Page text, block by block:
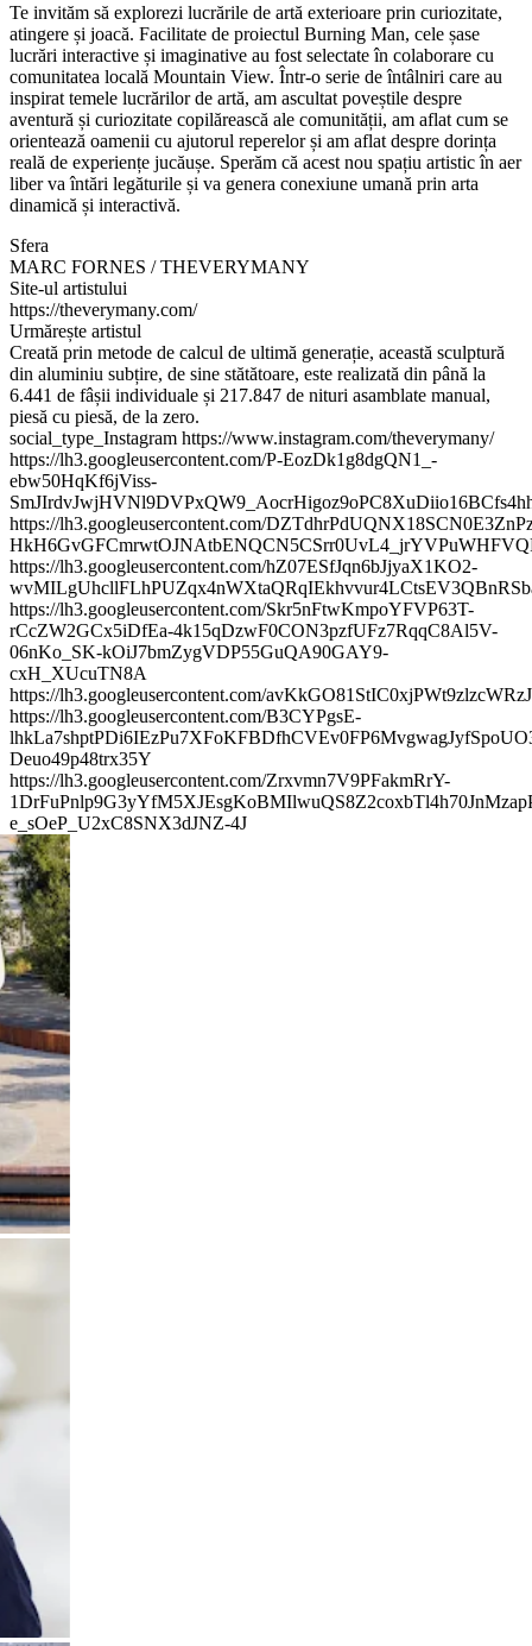
Te invităm să explorezi lucrările de artă exterioare prin curiozitate,
atingere și joacă. Facilitate de proiectul Burning Man, cele șase
lucrări interactive și imaginative au fost selectate în colaborare cu
comunitatea locală Mountain View. Într-o serie de întâlniri care au
inspirat temele lucrărilor de artă, am ascultat poveștile despre
aventură și curiozitate copilărească ale comunității, am aflat cum se
orientează oamenii cu ajutorul reperelor și am aflat despre dorința
reală de experiențe jucăușe. Sperăm că acest nou spațiu artistic în aer
liber va întări legăturile și va genera conexiune umană prin arta
dinamică și interactivă.
Sfera
MARC FORNES / THEVERYMANY
Site-ul artistului
https://theverymany.com/
Urmărește artistul
Creată prin metode de calcul de ultimă generație, această sculptură
din aluminiu subțire, de sine stătătoare, este realizată din până la
6.441 de fâșii individuale și 217.847 de nituri asamblate manual,
piesă cu piesă, de la zero.
social_type_Instagram https://www.instagram.com/theverymany/
https://lh3.googleusercontent.com/P-EozDk1g8dgQN1_-
ebw50HqKf6jViss-
https://lh3.googleusercontent.com/
https://lh3.googleusercontent.com/hZ07ESfJqn6bJjyaX1KO2-
https://lh3.googleusercontent.com/Skr5nFtwKmpoYFVP63T-
rCcZW2GCx5iDfEa-4k15qDzwF0CON3pzfUFz7RqqC8Al5V-
06nKo_SK-kOiJ7bmZygVDP55GuQA90GAY9-
cxH_XUcuTN8A
https://lh3.googleusercontent.com/
https://lh3.googleusercontent.com/B3CYPgsE-
Deuo49p48trx35Y
https://lh3.googleusercontent.com/Zrxvmn7V9PFakmRrY-
e_sOeP_U2xC8SNX3dJNZ-4J